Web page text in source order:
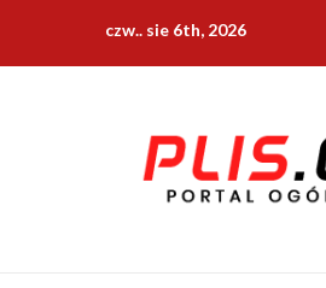
content
czw.. sie 6th, 2026